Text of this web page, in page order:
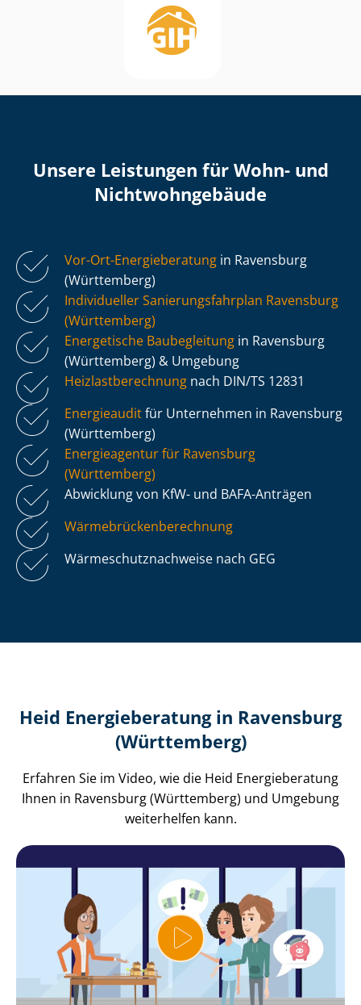
Unsere Leistungen für Wohn- und
Nicht­wohn­ge­bäu­de
Vor-Ort-Energieberatung in Ravensburg
(Württemberg)
Individueller Sa­nie­rungs­fahr­plan Ravensburg
(Württemberg)
Energetische Baubegleitung in Ravensburg
(Württemberg) & Umgebung
Heiz­last­be­rech­nung nach DIN/TS 12831
Energieauditfür Unternehmen in Ravensburg
(Württemberg)
Energieagentur für Ravensburg
(Württemberg)
Abwicklung von KfW- und BAFA-Anträgen
Wär­me­brü­cken­be­rech­nung
Wär­me­schutz­nach­wei­se nach GEG
Heid Energieberatung in Ravensburg
(Württemberg)
Erfahren Sie im Video, wie die Heid Energieberatung
Ihnen in Ravensburg (Württemberg) und Umgebung
weiterhelfen kann.